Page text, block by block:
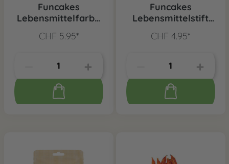
Funcakes
Lebensmittelfarbe
CHF 5.95*
Funcakes
Lebensmittelstift
CHF 4.95*